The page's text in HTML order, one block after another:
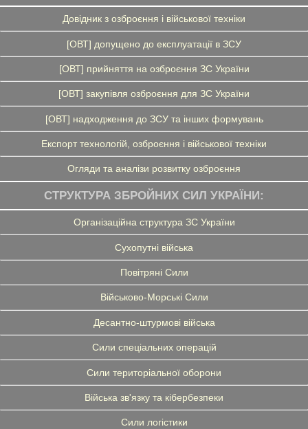
Довідник з озброєння і військової техніки
[ОВТ] допущено до експлуатації в ЗСУ
[ОВТ] прийняття на озброєння ЗС України
[ОВТ] закупівля озброєння для ЗС України
[ОВТ] надходження до ЗСУ та інших формувань
Експорт технологій, озброєння і військової техніки
Огляди та аналізи розвитку озброєння
СТРУКТУРА ЗБРОЙНИХ СИЛ УКРАЇНИ:
Організаційна структура ЗС України
Сухопутні війська
Повітряні Сили
Військово-Морські Сили
Десантно-штурмові війська
Сили спеціальних операцій
Сили територіальної оборони
Війська зв'язку та кібербезпеки
Сили логістики